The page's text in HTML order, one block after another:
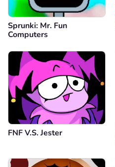
Sprunki: Mr. Fun
Computers
FNF V.S. Jester